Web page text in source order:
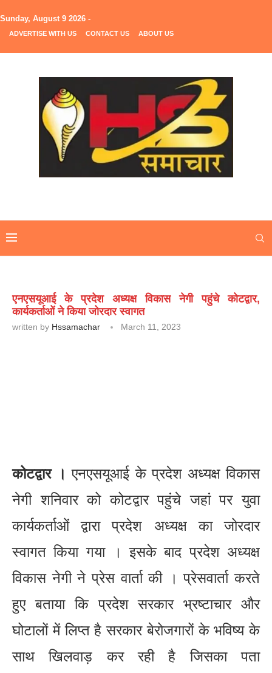
Sunday, August 9 2026 -
ADVERTISE WITH US CONTACT US ABOUT US
एनएसयूआई के प्रदेश अध्यक्ष विकास नेगी पहुंचे कोटद्वार,
कार्यकर्ताओं ने किया जोरदार स्वागत
written by Hssamachar March 11, 2023
कोटद्वार । एनएसयूआई के प्रदेश अध्यक्ष विकास
नेगी शनिवार को कोटद्वार पहुंचे जहां पर युवा
कार्यकर्ताओं द्वारा प्रदेश अध्यक्ष का जोरदार
स्वागत किया गया । इसके बाद प्रदेश अध्यक्ष
विकास नेगी ने प्रेस वार्ता की । प्रेसवार्ता करते
हुए बताया कि प्रदेश सरकार भ्रष्टाचार और
घोटालों में लिप्त है सरकार बेरोजगारों के भविष्य के
साथ खिलवाड़ कर रही है जिसका पता